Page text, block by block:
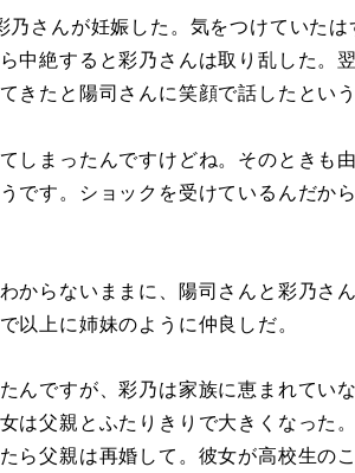
さんが妊娠した。気をつけていた
中絶すると彩乃さんは取り乱した。
きたと陽司さんに笑顔で話したという
てしまったんですけどね。そのときも
です。ショックを受けているんだか
からないままに、陽司さんと彩乃さ
以上に姉妹のように仲良しだ。
たんですが、彩乃は家族に恵まれてい
は父親とふたりきりで大きくなった
ら父親は再婚して。彼女が高校生の